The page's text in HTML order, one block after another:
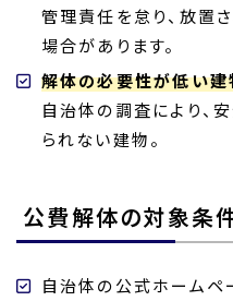
管理責任を怠り、放置
場合があります。
解体の必要性が低い建
自治体の調査により、
られない建物。
公費解体の対象条
自治体の公式ホーム